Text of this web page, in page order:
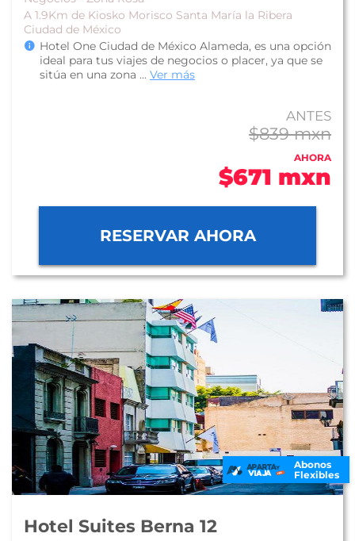
A 1.9Km de Kiosko Morisco Santa María la Ribera
Ciudad de México
Hotel One Ciudad de México Alameda, es una opción
ideal para tus viajes de negocios o placer, ya que se
sitúa en una zona ... Ver más
ANTES
$839 mxn
AHORA
$671 mxn
RESERVAR AHORA
Abonos
Flexibles
Hotel Suites Berna 12